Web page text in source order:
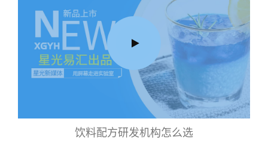
饮料配方研发机构怎么选